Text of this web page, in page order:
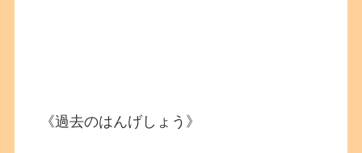
《過去のはんげしょう》